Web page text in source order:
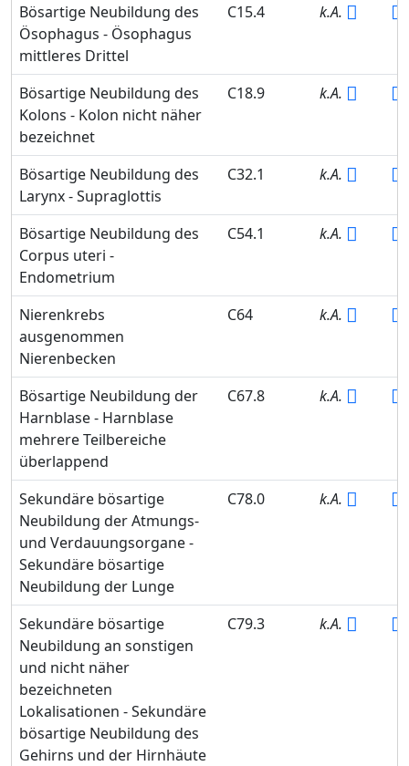
Bösartige Neubildung des
Ösophagus - Ösophagus
mittleres Drittel
C15.4 k.A.
Bösartige Neubildung des
Kolons - Kolon nicht näher
bezeichnet
C18.9 k.A.
Bösartige Neubildung des
Larynx - Supraglottis
C32.1 k.A.
Bösartige Neubildung des
Corpus uteri -
Endometrium
C54.1 k.A.
Nierenkrebs
ausgenommen
Nierenbecken
C64 k.A.
Bösartige Neubildung der
Harnblase - Harnblase
mehrere Teilbereiche
überlappend
C67.8 k.A.
Sekundäre bösartige
Neubildung der Atmungs-
und Verdauungsorgane -
Sekundäre bösartige
Neubildung der Lunge
C78.0 k.A.
Sekundäre bösartige
Neubildung an sonstigen
und nicht näher
bezeichneten
Lokalisationen - Sekundäre
bösartige Neubildung des
Gehirns und der Hirnhäute
C79.3 k.A.